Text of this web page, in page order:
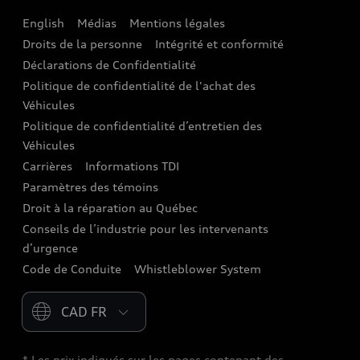
Audi connect
Assistance routière
Audi Care
Centres de carrosserie Audi
Garanties Audi et couverture
English Médias
Mentions légales
Droits de la personne
Intégrité et conformité
Déclarations de Confidentialité
Politique de confidentialité de l'achat des
Véhicules
Politique de confidentialité d’entretien des
Véhicules
Carrières
Informations TDI
Paramètres des témoins
Droit à la réparation au Québec
Conseils de l’industrie pour les intervenants
d’urgence
Code de Conduite
Whistleblower System
Please select country